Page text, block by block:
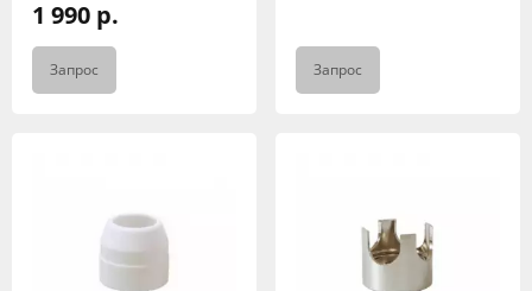
1 990 р.
Запрос Запрос